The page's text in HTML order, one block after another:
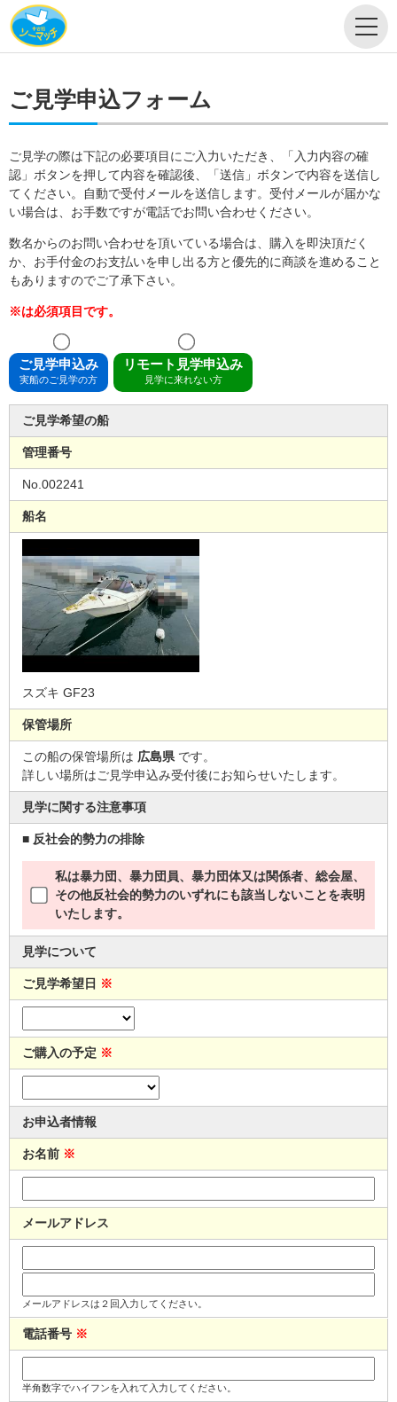
ご見学申込フォーム
ご見学の際は下記の必要項目にご入力いただき、「入力内容の確
認」ボタンを押して内容を確認後、「送信」ボタンで内容を送信し
てください。自動で受付メールを送信します。受付メールが届かな
い場合は、お手数ですが電話でお問い合わせください。
数名からのお問い合わせを頂いている場合は、購入を即決頂だく
か、お手付金のお支払いを申し出る方と優先的に商談を進めること
もありますのでご了承下さい。
※は必須項目です。
ご見学申込み
実船のご見学の方
リモート見学申込み
見学に来れない方
ご見学希望の船
管理番号
No.002241
船名
スズキ GF23
保管場所
この船の保管場所は 広島県 です。
詳しい場所はご見学申込み受付後にお知らせいたします。
見学に関する注意事項
■ 反社会的勢力の排除
私は暴力団、暴力団員、暴力団体又は関係者、総会屋、
その他反社会的勢力のいずれにも該当しないことを表明
いたします。
見学について
ご見学希望日 ※
ご購入の予定 ※
お申込者情報
お名前 ※
メールアドレス
メールアドレスは２回入力してください。
電話番号 ※
半角数字でハイフンを入れて入力してください。